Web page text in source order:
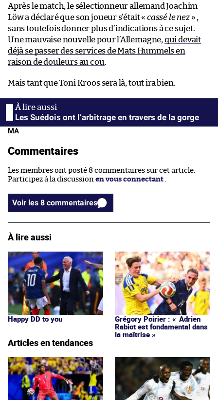
Après le match, le sélectionneur allemand Joachim
Löw a déclaré que son joueur s’était « cassé le nez» ,
sans toutefois donner plus d’indications à ce sujet.
Une mauvaise nouvelle pour l’Allemagne, qui devait
déjà se passer des services de Mats Hummels en
raison de douleurs au cou.
Mais tant que Toni Kroos sera là, tout ira bien.
Les Suédois ont l’arbitrage en travers de la gorge
MA
Commentaires
Les membres ont posté 8 commentaires sur cet article.
Participez à la discussion en vous connectant
Voir les 8 commentaires
À lire aussi
Happy DD to you
Grégory Poirier : « Adrien
Rabiot est fondamental dans
la maîtrise »
Articles en tendances